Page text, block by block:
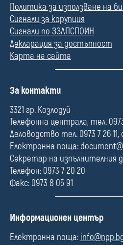
Политика за използване на
Сигнали за корупция
Сигнали по ЗЗЛПСПОИН
Декларация за достъпност
Карта на сайта
П
л
е
За контакти
3321 гр. Козлодуй
Телефонна централа, тел.
Деловодство тел. 0973 7 26 11,
Електронна поща:
Секретар на изпълнителния
Телефон: 0973 7 20 20
Факс: 0973 8 05 91
П
л
Информационен център
Електронна поща: